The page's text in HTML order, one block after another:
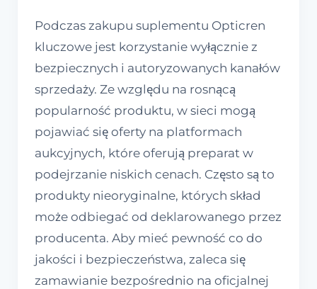
Podczas zakupu suplementu Opticren
kluczowe jest korzystanie wyłącznie z
bezpiecznych i autoryzowanych kanałów
sprzedaży. Ze względu na rosnącą
popularność produktu, w sieci mogą
pojawiać się oferty na platformach
aukcyjnych, które oferują preparat w
podejrzanie niskich cenach. Często są to
produkty nieoryginalne, których skład
może odbiegać od deklarowanego przez
producenta. Aby mieć pewność co do
jakości i bezpieczeństwa, zaleca się
zamawianie bezpośrednio na oficjalnej